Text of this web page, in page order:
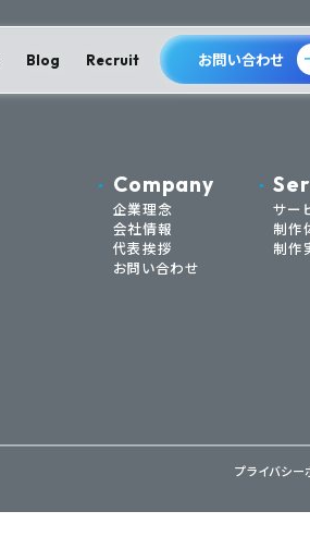
Blog Recruit お問い合わせ
Company
企業理念
会社情報
代表挨拶
お問い合わせ
サー
制作
制作
プライバシー